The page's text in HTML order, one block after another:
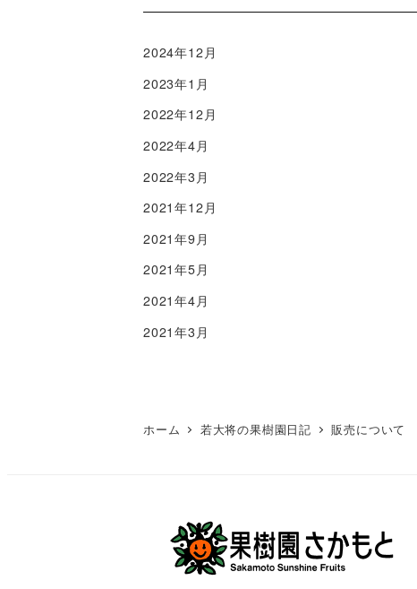
2024年12月
2023年1月
2022年12月
2022年4月
2022年3月
2021年12月
2021年9月
2021年5月
2021年4月
2021年3月
ホーム 若大将の果樹園日記 販売について